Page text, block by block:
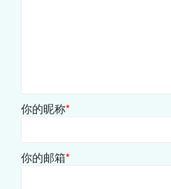
你的昵称*
你的邮箱*